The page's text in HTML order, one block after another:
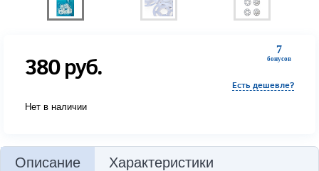
7
бонусов
380руб.
Есть дешевле?
Нет в наличии
Описание Характеристики